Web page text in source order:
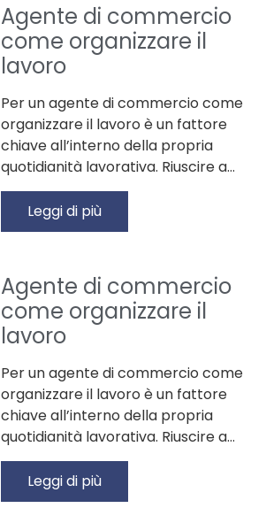
Agente di commercio
come organizzare il
lavoro
Per un agente di commercio come
organizzare il lavoro è un fattore
chiave all’interno della propria
quotidianità lavorativa. Riuscire a…
Leggi di più
Agente di commercio
come organizzare il
lavoro
Per un agente di commercio come
organizzare il lavoro è un fattore
chiave all’interno della propria
quotidianità lavorativa. Riuscire a…
Leggi di più